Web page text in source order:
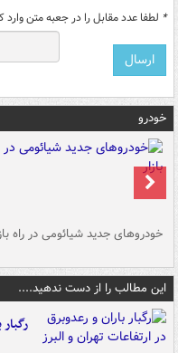
* لطفا عدد مقابل را در جعبه متن وارد
خودرو
خودروهای جدید شیائومی در راه
این مطالب را از دست ندهید....